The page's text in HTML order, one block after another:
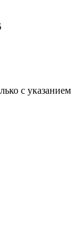
с указанием